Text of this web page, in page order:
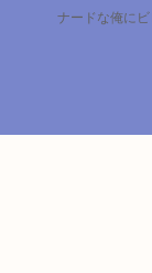
ナードな俺に